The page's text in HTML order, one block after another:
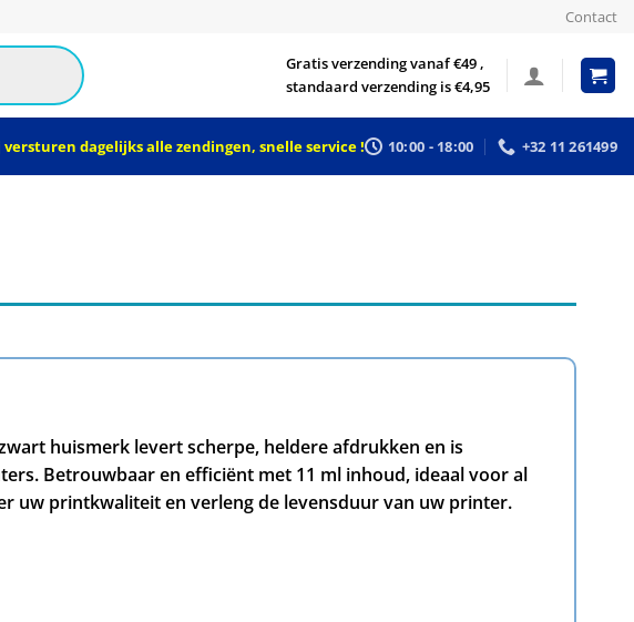
Contact
Gratis verzending vanaf €49 ,
standaard verzending is €4,95
versturen dagelijks alle zendingen, snelle service ! 10:00 - 18:00 +32 11 261499
huismerk levert scherpe, heldere afdrukken en is
Betrouwbaar en efficiënt met 11 ml inhoud, ideaal voor al
uw printkwaliteit en verleng de levensduur van uw printer.